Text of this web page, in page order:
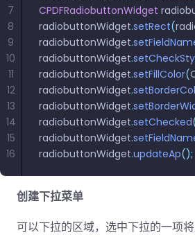
CPDFRadiobuttonWidget
radiobuttonWidget.setRect(
radiobuttonWidget.
radiobuttonWidget.
radiobuttonWidget.setFillColor(
radiobuttonWidget.
radiobuttonWidget.
radiobuttonWidget.setChecked
radiobuttonWidget.
radiobuttonWidget.updateAp();
7
8
9
10
11
12
13
14
15
16
创建下拉菜单
可以下拉的区域，选中下拉的一项将